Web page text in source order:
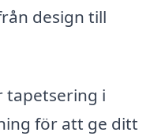
design till
tapetsering i
för att ge ditt